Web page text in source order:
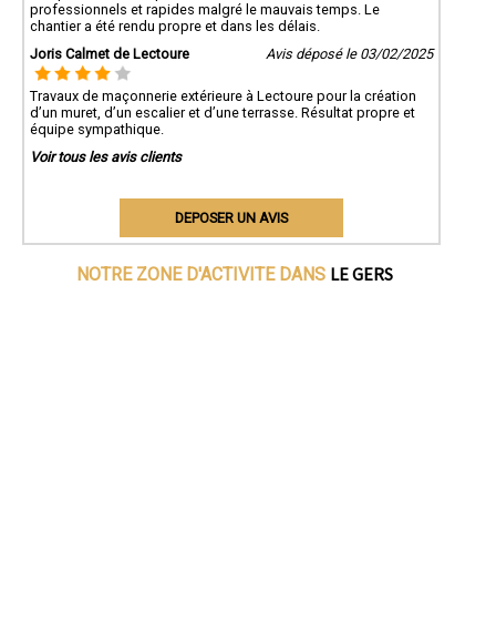
professionnels et rapides malgré le mauvais temps. Le
chantier a été rendu propre et dans les délais.
Joris Calmet de Lectoure
Avis déposé le 03/02/2025
Travaux de maçonnerie extérieure à Lectoure pour la création
d’un muret, d’un escalier et d’une terrasse. Résultat propre et
équipe sympathique.
Voir tous les avis clients
DEPOSER UN AVIS
NOTRE ZONE D'ACTIVITE DANS LE GERS